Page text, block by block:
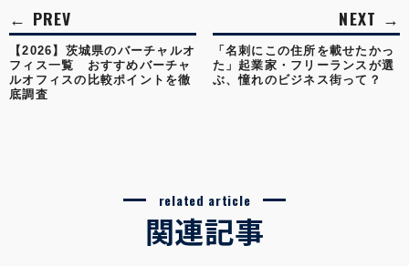
【2026】茨城県のバーチャルオ
フィス一覧 おすすめバーチャ
ルオフィスの比較ポイントを徹
底調査
「名刺にこの住所を載せたかっ
た」起業家・フリーランスが選
ぶ、憧れのビジネス街って？
related article
関連記事